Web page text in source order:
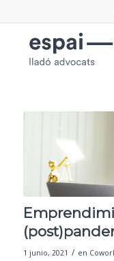
1 junio, 2021 / en